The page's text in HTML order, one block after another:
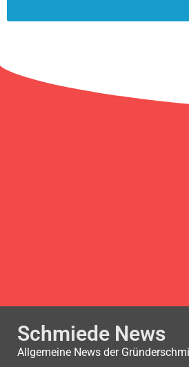
Schmiede News
Allgemeine News der